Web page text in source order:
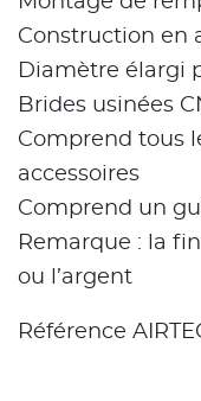
Construction en
Diamètre élargi
Brides usinées
Comprend tous
accessoires
Comprend un
Remarque : la
ou l’argent
Référence